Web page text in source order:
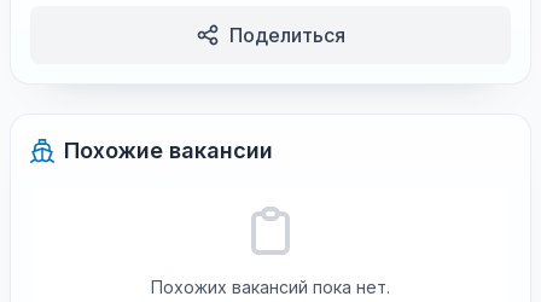
Поделиться
Похожие вакансии
Похожих вакансий пока нет.